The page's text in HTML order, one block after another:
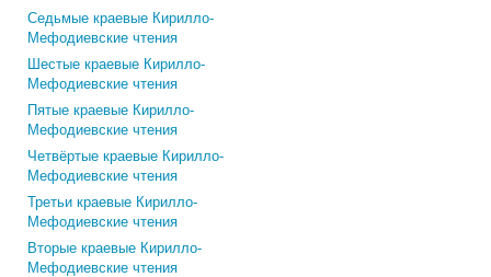
Седьмые краевые Кирилло-
Мефодиевские чтения
Шестые краевые Кирилло-
Мефодиевские чтения
Пятые краевые Кирилло-
Мефодиевские чтения
Четвёртые краевые Кирилло-
Мефодиевские чтения
Третьи краевые Кирилло-
Мефодиевские чтения
Вторые краевые Кирилло-
Мефодиевские чтения